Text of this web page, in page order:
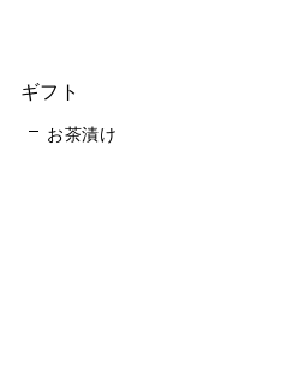
ギフト
お茶漬け